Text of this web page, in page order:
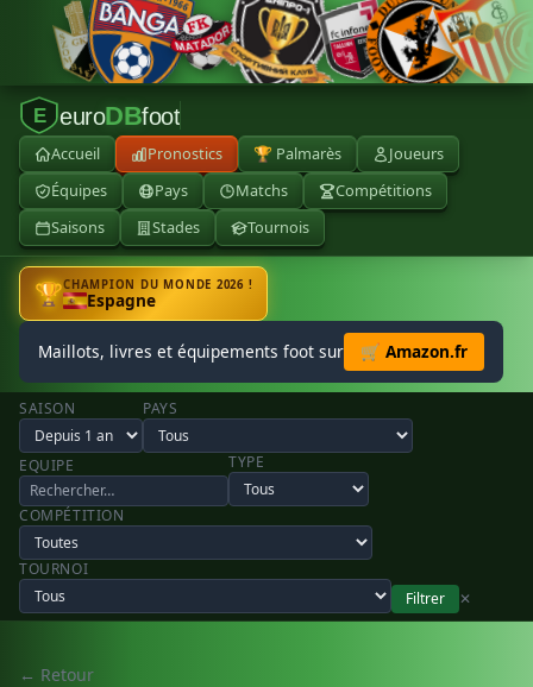
E euroDBfoot
Accueil Pronostics 🏆 Palmarès
Joueurs
Équipes
Pays Matchs
Compétitions
Saisons
Stades Tournois
🏆CHAMPION DU MONDE 2026 !
Espagne
Maillots, livres et équipements foot sur 🛒 Amazon.fr
SAISON PAYS
EQUIPE TYPE
COMPÉTITION
TOURNOI
Filtrer
✕
← Retour